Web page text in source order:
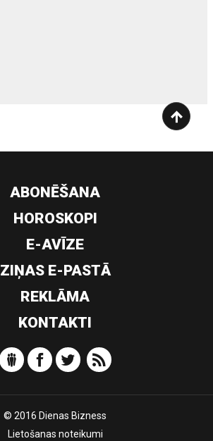
ABONĒŠANA
HOROSKOPI
E-AVĪZE
ZIŅAS E-PASTĀ
REKLĀMA
KONTAKTI
© 2016 Dienas Bizness
Lietošanas noteikumi